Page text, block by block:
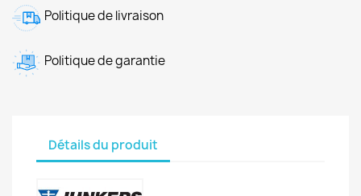
Politique de livraison
Politique de garantie
Détails du produit